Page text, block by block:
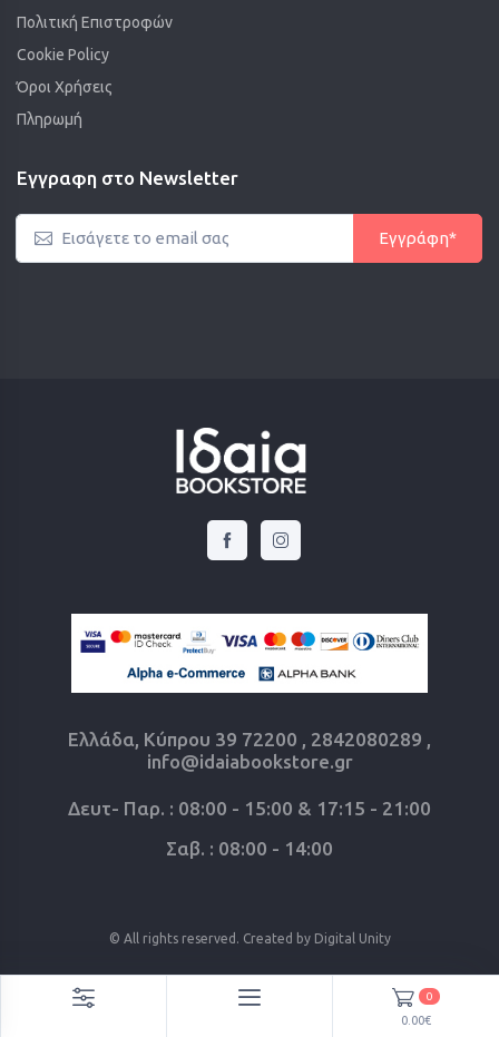
Πολιτική Επιστροφών
Cookie Policy
Όροι Χρήσεις
Πληρωμή
Εγγραφη στο Newsletter
Εγγράφη*
Ελλάδα, Κύπρου 39 72200 , 2842080289 ,
info@idaiabookstore.gr
Δευτ- Παρ. : 08:00 - 15:00 & 17:15 - 21:00
Σαβ. : 08:00 - 14:00
© All rights reserved. Created by Digital Unity
0
0.00€